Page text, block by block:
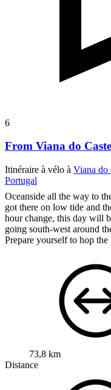
6
From Viana do
Itinéraire à vélo à Viana do
Portugal
Oceanside all the way to
got there on low tide and
hour change, this day will
going south-west around
Prepare yourself to hop
73,8 km
Distance